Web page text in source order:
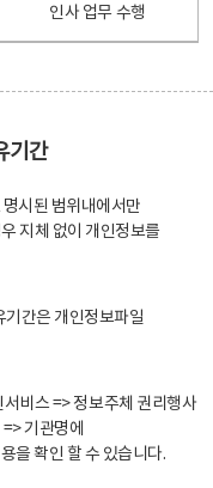
인사 업무 수행
기간
시된 범위내에서만
지체 없이 개인정보를
기간은 개인정보파일
비스 => 정보주체 권리행사
기관명에
을 확인 할 수 있습니다.